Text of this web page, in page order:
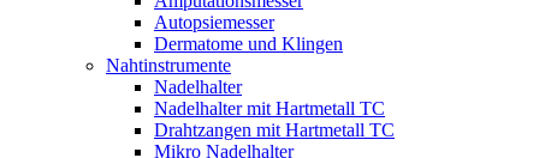
Autopsiemesser
Dermatome und Klingen
Nahtinstrumente
Nadelhalter
Nadelhalter mit Hartmetall TC
Drahtzangen mit Hartmetall TC
Mikro Nadelhalter